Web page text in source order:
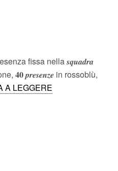
fissa nella 𝒔𝒒𝒖𝒂𝒅𝒓𝒂
𝟒𝟎 𝒑𝒓𝒆𝒔𝒆𝒏𝒛𝒆 in rossoblù,
A LEGGERE